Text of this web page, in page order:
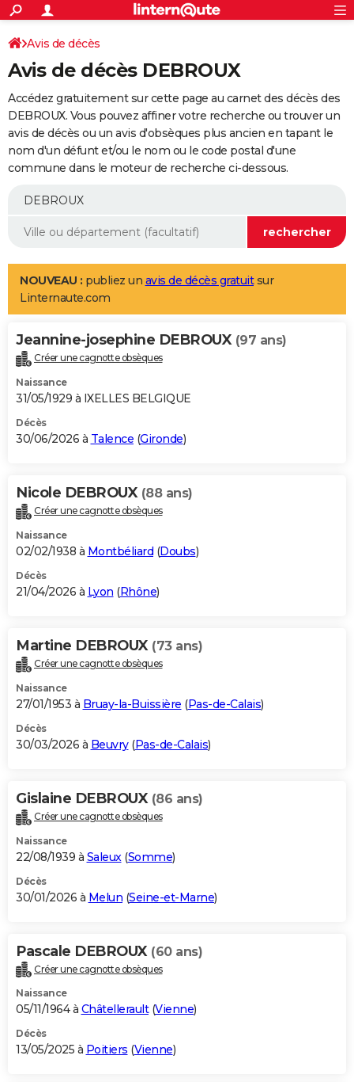
ACTUALITÉS
Politique
Société
Faits Divers
Education
Monde
Villes
+
SPORT
Coupe du monde 2026
Football
Tennis
Cyclisme
Rugby
Forum
Programme TV
TNT
Streaming
Cinéma
Sorties cinéma
Musique
+
FINANCE
Retraite
Epargne
Immobilier
Risques naturels par ville
Banque
Assurance
AUTO
Essais
Réserver un essai
Citadines
Berlines
SUV
Forum auto
+
Mobiles
Meilleur smartphone
Internet
Ordinateurs
Jeux vidéo
Guide high-tech
Aménagement intérieur
LIFESTYLE
Art de vivre
Bien-être
Loisirs
Mode
Modes de vie
Alimentation
Guide de la santé
Maladies
Médicaments
Sommeil
VOYAGE
Destinations
City break
Voyage nature
Voyage de noces
Forum
Climat
+PHOTO
GUIDES D'ACHAT
BONS PLANS
Carte de Noël
Carte Bonne année
Carte Saint-Valentin
Carte Pâques
Carte d'anniversaire
DICTIONNAIRE
Dictionnaire
Biographies
Citations
Expressions
Proverbes
PROGRAMME TV
S'inscrire
Se connecter
Lycées
Collèges
Primaires
Universités
Entreprises
Service militaire
Avis de recherche
AVIS DE DÉCÈS
Bricolage
Lifestyle
Culture
Sport
Auto
Television
Voyage
Cinema
Avis de décès
Avis de décès DEBROUX
Accédez gratuitement sur cette page au carnet des décès des
DEBROUX. Vous pouvez affiner votre recherche ou trouver un
avis de décès ou un avis d'obsèques plus ancien en tapant le
nom d'un défunt et/ou le nom ou le code postal d'une
commune dans le moteur de recherche ci-dessous.
NOUVEAU : publiez un avis de décès gratuitsur
Linternaute.com
Jeannine-josephine DEBROUX (97 ans)
Créer une cagnotte obsèques
Naissance
31/05/1929 à IXELLES BELGIQUE
Décès
30/06/2026 à Talence (Gironde)
Nicole DEBROUX (88 ans)
Créer une cagnotte obsèques
Naissance
02/02/1938 à Montbéliard (Doubs)
Décès
21/04/2026 à Lyon (Rhône)
Martine DEBROUX (73 ans)
Créer une cagnotte obsèques
Naissance
27/01/1953 à Bruay-la-Buissière (Pas-de-Calais)
Décès
30/03/2026 à Beuvry(Pas-de-Calais)
Gislaine DEBROUX (86 ans)
Créer une cagnotte obsèques
Naissance
22/08/1939 à Saleux (Somme)
Décès
30/01/2026 à Melun (Seine-et-Marne)
Pascale DEBROUX (60 ans)
Créer une cagnotte obsèques
Naissance
05/11/1964 à Châtellerault(Vienne)
Décès
13/05/2025 à Poitiers (Vienne)